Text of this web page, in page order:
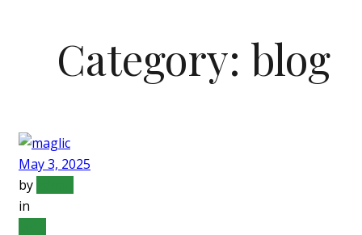
Category: blog
May 3, 2025
by
in